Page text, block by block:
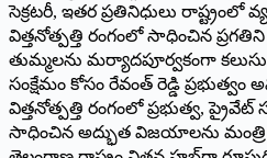
సెక్రటరీ, ఇతర ప్రతినిధులు
విత్తనోత్పత్తి రంగంలో సాధించిన
తుమ్మలను మర్యాదపూర్వకంగా
సంక్షేమం కోసం రేవంత్‌ రెడ్డి ప్రభుత్వం
విత్తనోత్పత్తి రంగంలో ప్రభుత్వ,
సాధించిన అద్భుత విజయాలను